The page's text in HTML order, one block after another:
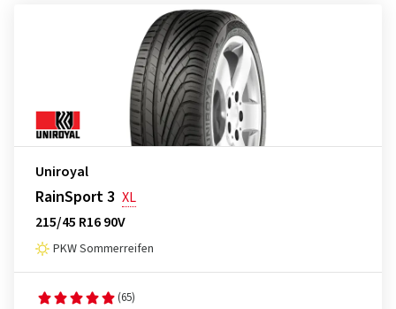
Uniroyal
RainSport 3 XL
215/45 R16 90V
PKW Sommerreifen
(65)